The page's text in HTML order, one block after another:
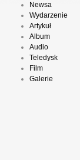
Newsa
Wydarzenie
Artykuł
Album
Audio
Teledysk
Film
Galerie